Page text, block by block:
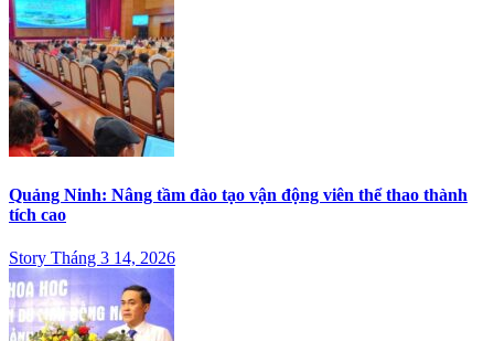
Quảng Ninh: Nâng tầm đào tạo vận động viên thể thao thành
tích cao
Story Tháng 3 14, 2026